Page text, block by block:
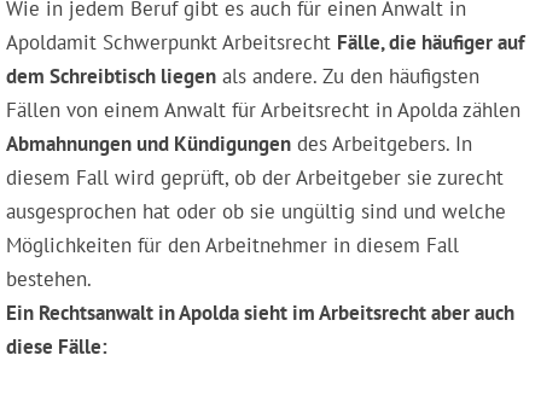
Wie in jedem Beruf gibt es auch für einen Anwalt in
Apoldamit Schwerpunkt Arbeitsrecht Fälle, die häufiger auf
dem Schreibtisch liegen als andere. Zu den häufigsten
Fällen von einem Anwalt für Arbeitsrecht in Apolda zählen
Abmahnungen und Kündigungen des Arbeitgebers. In
diesem Fall wird geprüft, ob der Arbeitgeber sie zurecht
ausgesprochen hat oder ob sie ungültig sind und welche
Möglichkeiten für den Arbeitnehmer in diesem Fall
bestehen.
Ein Rechtsanwalt in Apolda sieht im Arbeitsrecht aber auch
diese Fälle: